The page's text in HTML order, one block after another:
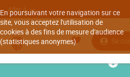
En poursuivant votre navigation sur ce
site, vous acceptez l'utilisation de
cookies à des fins de mesure d'audience
(statistiques anonymes).
Aller à
Se